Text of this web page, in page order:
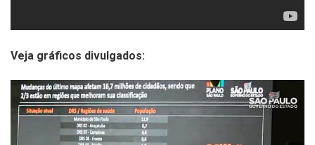
Veja gráficos divulgados: